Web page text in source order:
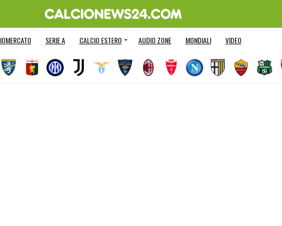
SERIE A CALCIO ESTERO AUDIO ZONE MONDIALI VIDEO